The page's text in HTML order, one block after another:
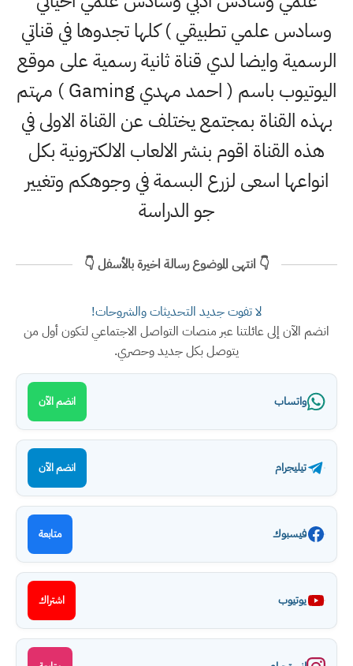
وسادس علمي تطبيقي ) كلها تجدوها في قناتي
الرسمية وايضا لدي قناة ثانية رسمية على موقع
اليوتيوب باسم ( احمد مهدي Gaming ) مهتم
بهذه القناة بمجتمع يختلف عن القناة الاولى في
هذه القناة اقوم بنشر الالعاب الالكترونية بكل
انواعها اسعى لزرع البسمة في وجوهكم وتغيير
جو الدراسة
👇 انتهى الموضوع رسالة اخيرة بالأسفل 👇
لا تفوت جديد التحديثات والشروحات!
انضم الآن إلى عائلتنا عبر منصات التواصل الاجتماعي لتكون أول من
يتوصل بكل جديد وحصري.
واتساب انضم الآن
تيليجرام انضم الآن
فيسبوك متابعة
يوتيوب اشتراك